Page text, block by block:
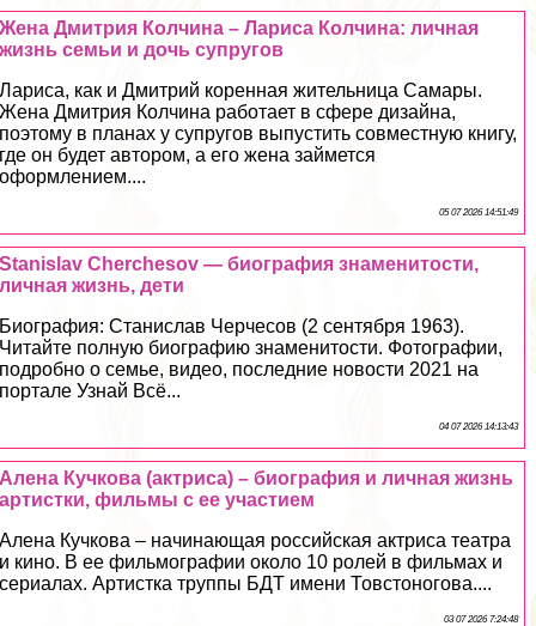
Жена Дмитрия Колчина – Лариса Колчина: личная
жизнь семьи и дочь супругов
Лариса, как и Дмитрий коренная жительница Самары.
Жена Дмитрия Колчина работает в сфере дизайна,
поэтому в планах у супругов выпустить совместную книгу,
где он будет автором, а его жена займется
оформлением....
05 07 2026 14:51:49
Stanislav Cherchesov — биография знаменитости,
личная жизнь, дети
Биография: Станислав Черчесов (2 сентября 1963).
Читайте полную биографию знаменитости. Фотографии,
подробно о семье, видео, последние новости 2021 на
портале Узнай Всё...
04 07 2026 14:13:43
Алена Кучкова (актриса) – биография и личная жизнь
артистки, фильмы с ее участием
Алена Кучкова – начинающая российская актриса театра
и кино. В ее фильмографии около 10 ролей в фильмах и
сериалах. Артистка труппы БДТ имени Товстоногова....
03 07 2026 7:24:48